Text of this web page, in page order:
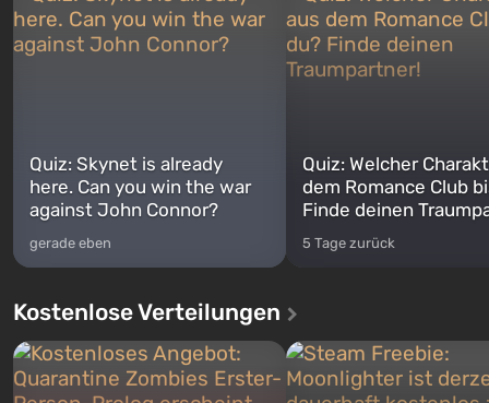
Quiz: Skynet is already
here. Can you win the war
against John Connor?
gerade eben
Quiz: Welcher
dem Romance Club
Finde deinen
5 Tage zurück
Kostenlose Verteilungen